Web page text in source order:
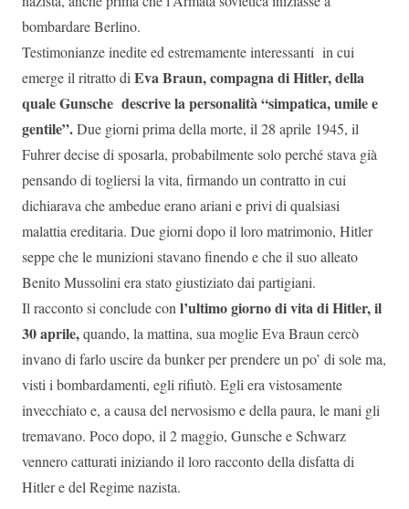
bombardare Berlino.
Testimonianze inedite ed estremamente interessanti in cui
emerge il ritratto diEva Braun, compagna di Hitler, della
quale Gunsche descrive la personalità “simpatica, umile e
gentile”.Due giorni prima della morte, il 28 aprile 1945, il
Fuhrer decise di sposarla, probabilmente solo perché stava già
pensando di togliersi la vita, firmando un contratto in cui
dichiarava che ambedue erano ariani e privi di qualsiasi
malattia ereditaria. Due giorni dopo il loro matrimonio, Hitler
seppe che le munizioni stavano finendo e che il suo alleato
Benito Mussolini era stato giustiziato dai partigiani.
Il racconto si conclude conl’ultimo giorno di vita di Hitler, il
30 aprile,quando, la mattina, sua moglie Eva Braun cercò
invano di farlo uscire da bunker per prendere un po’ di sole ma,
visti i bombardamenti, egli rifiutò. Egli era vistosamente
invecchiato e, a causa del nervosismo e della paura, le mani gli
tremavano. Poco dopo, il 2 maggio, Gunsche e Schwarz
vennero catturati iniziando il loro racconto della disfatta di
Hitler e del Regime nazista.